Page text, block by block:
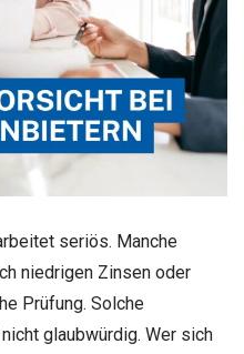
seriös. Manche
niedrigen Zinsen oder
Prüfung. Solche
glaubwürdig. Wer sich